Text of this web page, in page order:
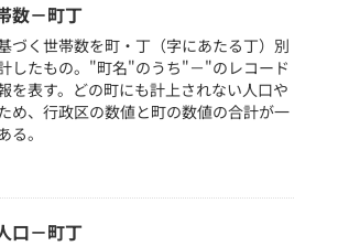
数－町丁
づく世帯数を町・丁（字にあたる丁）別
したもの。"町名"のうち"－"のレコード
を表す。どの町にも計上されない人口や
め、行政区の数値と町の数値の合計が一
る。
口－町丁